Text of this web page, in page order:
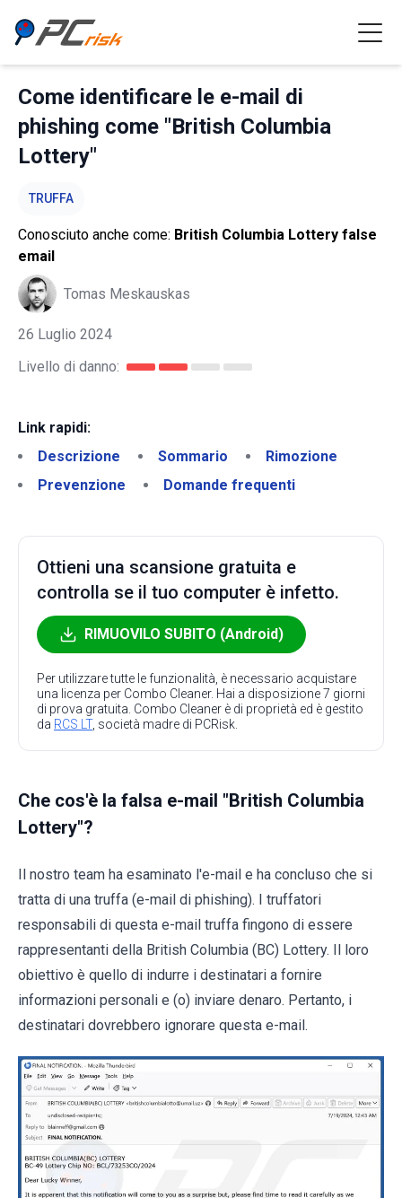
Come identificare le e-mail di
phishing come "British Columbia
Lottery"
TRUFFA
Conosciuto anche come: British Columbia Lottery false
email
Tomas Meskauskas
26 Luglio 2024
Livello di danno:
Link rapidi:
Descrizione
Sommario
Rimozione
Prevenzione
Domande frequenti
Ottieni una scansione gratuita e
controlla se il tuo computer è infetto.
RIMUOVILO SUBITO (Android)
Per utilizzare tutte le funzionalità, è necessario acquistare
una licenza per Combo Cleaner. Hai a disposizione 7 giorni
di prova gratuita. Combo Cleaner è di proprietà ed è gestito
da RCS LT, società madre di PCRisk.
Che cos'è la falsa e-mail "British Columbia
Lottery"?
Il nostro team ha esaminato l'e-mail e ha concluso che si
tratta di una truffa (e-mail di phishing). I truffatori
responsabili di questa e-mail truffa fingono di essere
rappresentanti della British Columbia (BC) Lottery. Il loro
obiettivo è quello di indurre i destinatari a fornire
informazioni personali e (o) inviare denaro. Pertanto, i
destinatari dovrebbero ignorare questa e-mail.